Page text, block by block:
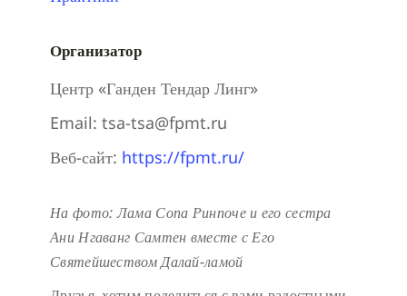
Организатор
Центр «Ганден Тендар Линг»
Email: tsa-tsa@fpmt.ru
Веб-сайт: https://fpmt.ru/
На фото: Лама Сопа Ринпоче и его сестра
Ани Нгаванг Самтен вместе с Его
Святейшеством Далай-ламой